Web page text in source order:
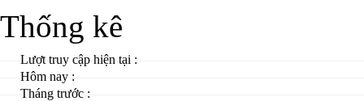
Thống kê
Lượt truy cập hiện tại :
Hôm nay :
Tháng trước :